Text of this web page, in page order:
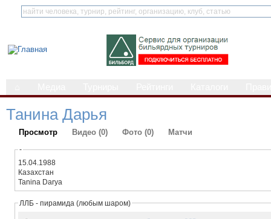
Танина Дарья
Просмотр Видео (0) Фото (0) Матчи
-
15.04.1988
Казахстан
Tanina Darya
ЛЛБ - пирамида (любым шаром)